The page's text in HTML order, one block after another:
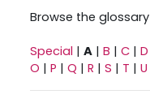
Browse the
Special |A |B |C |D
O |P |Q |R |S | T |U